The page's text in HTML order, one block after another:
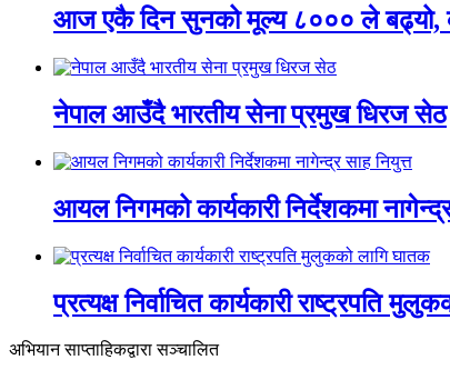
आज एकै दिन सुनको मूल्य ८००० ले बढ्यो,
नेपाल आउँदै भारतीय सेना प्रमुख धिरज सेठ
आयल निगमको कार्यकारी निर्देशकमा
प्रत्यक्ष निर्वाचित कार्यकारी राष्ट्रपति
अभियान साप्ताहिकद्वारा सञ्चालित